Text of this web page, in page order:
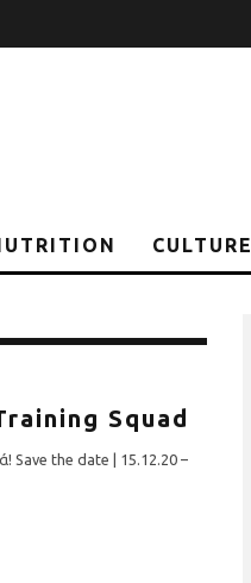
CULTURE
Squad
Save the date | 15.12.20 –